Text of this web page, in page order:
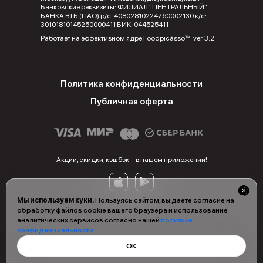
Мы используем куки.Пользуясь сайтом, вы даёте согласие на
обработку файлов cookie вашего браузера и использование
аналитических сервисов согласно нашей политике
конфиденциальности.
ОК
Банковские реквизиты: ФИЛИАЛ "ЦЕНТРАЛЬНЫЙ"
БАНКА ВТБ (ПАО) р/с: 40802810224760002130 к/с:
30101810145250000411 БИК: 044525411
Работает на эффективном ядреFoodpicássover. 3.2
Политика конфиденциальности
Публичная оферта
Акции, скидки, кэшбэк − в нашем приложении!